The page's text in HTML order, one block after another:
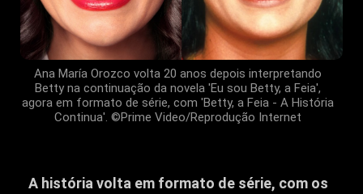
Ana María Orozco volta 20 anos depois interpretando
Betty na continuação da novela 'Eu sou Betty, a Feia',
agora em formato de série, com 'Betty, a Feia - A História
Continua'. ©Prime Video/Reprodução Internet
A história volta em formato de série, com os